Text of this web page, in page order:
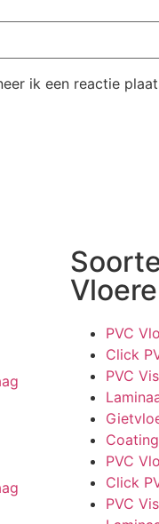
ik een reactie
PVC
Click
PVC
PVC
Click
PVC